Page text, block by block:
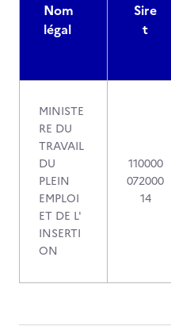
Nom
légal
Sire
t
MINISTE
RE DU
TRAVAIL
DU
PLEIN
EMPLOI
ET DE L'
INSERTI
ON
110000
072000
14